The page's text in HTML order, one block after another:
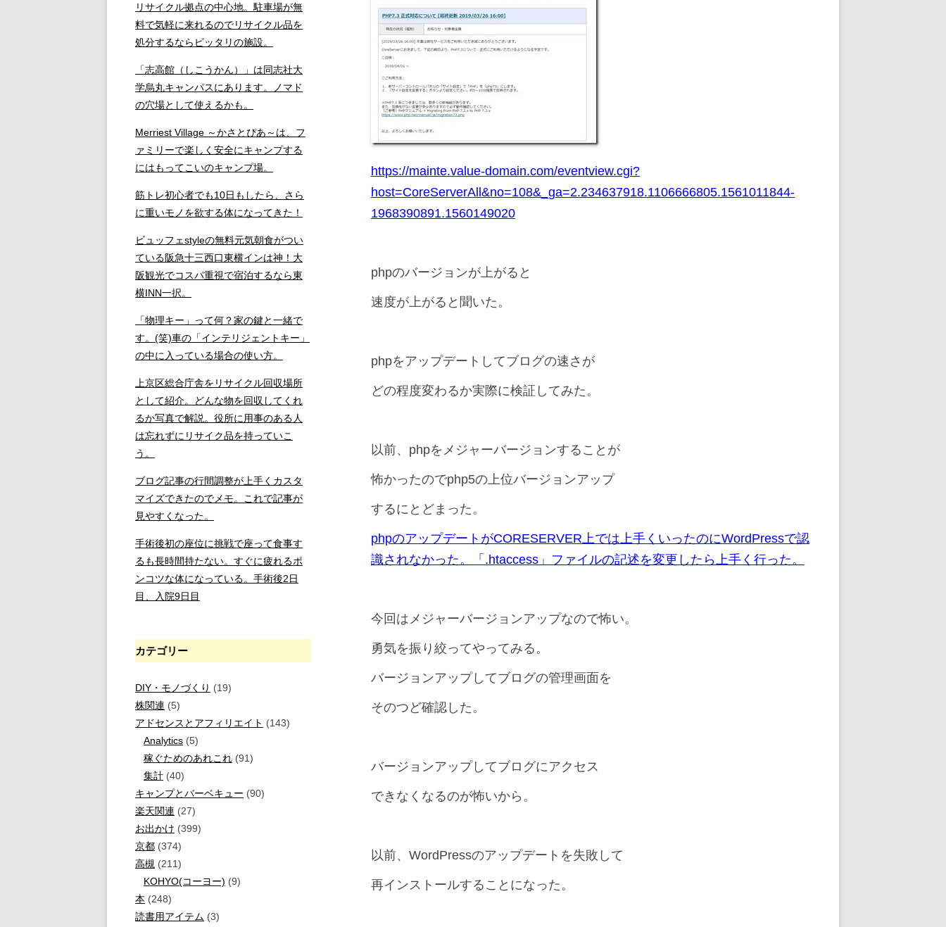
https://mainte.value-domain.com/eventview.cgi?
host=CoreServerAll&no=108&_ga=2.234637918.1106666805.1561011844-
1968390891.1560149020
phpのバージョンが上がると
速度が上がると聞いた。
phpをアップデートしてブログの速さが
どの程度変わるか実際に検証してみた。
以前、phpをメジャーバージョンすることが
怖かったのでphp5の上位バージョンアップ
するにとどまった。
phpのアップデートがCORESERVER上では上手くいったのにWordPressで認
識されなかった。「.htaccess」ファイルの記述を変更したら上手く行った。
今回はメジャーバージョンアップなので怖い。
勇気を振り絞ってやってみる。
バージョンアップしてブログの管理画面を
そのつど確認した。
バージョンアップしてブログにアクセス
できなくなるのが怖いから。
以前、WordPressのアップデートを失敗して
再インストールすることになった。
リサイクル拠点の中心地。駐車場が無
料で気軽に来れるのでリサイクル品を
処分するならピッタリの施設。
「志高館（しこうかん）」は同志社大
学烏丸キャンパスにあります。ノマド
の穴場として使えるかも。
Merriest Village ～かさとぴあ～は、フ
ァミリーで楽しく安全にキャンプする
にはもってこいのキャンプ場。
筋トレ初心者でも10日もしたら、さら
に重いモノを欲する体になってきた！
ビュッフェstyleの無料元気朝食がつい
ている阪急十三西口東横インは神！大
阪観光でコスパ重視で宿泊するなら東
横INN一択。
「物理キー」って何？家の鍵と一緒で
す。(笑)車の「インテリジェントキー」
の中に入っている場合の使い方。
上京区総合庁舎をリサイクル回収場所
として紹介。どんな物を回収してくれ
るか写真で解説。役所に用事のある人
は忘れずにリサイク品を持っていこ
う。
ブログ記事の行間調整が上手くカスタ
マイズできたのでメモ。これで記事が
見やすくなった。
手術後初の座位に挑戦で座って食事す
るも長時間持たない。すぐに疲れるポ
ンコツな体になっている。手術後2日
目、入院9日目
カテゴリー
DIY・モノづくり (19)
株関連 (5)
アドセンスとアフィリエイト (143)
Analytics (5)
稼ぐためのあれこれ (91)
集計 (40)
キャンプとバーベキュー (90)
楽天関連 (27)
お出かけ (399)
京都 (374)
高槻 (211)
KOHYO(コーヨー) (9)
本 (248)
読書用アイテム (3)